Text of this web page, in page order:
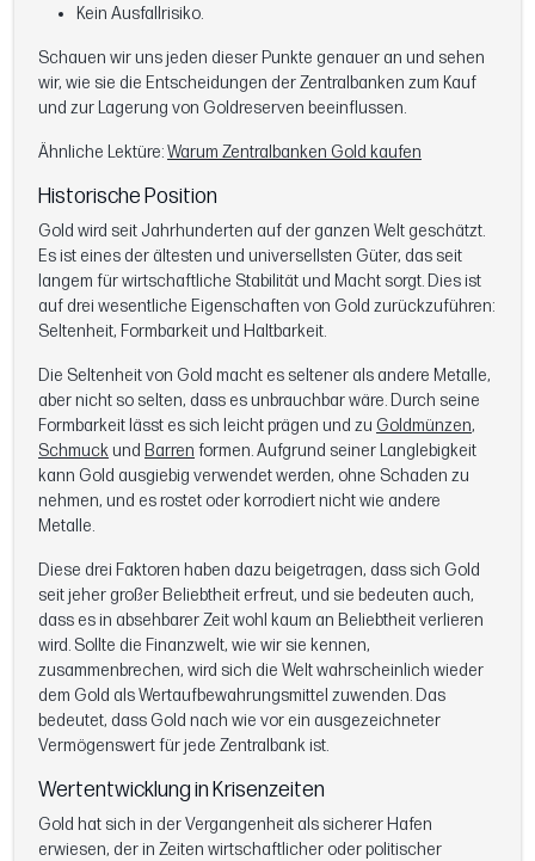
Kein Ausfallrisiko.
Schauen wir uns jeden dieser Punkte genauer an und sehen
wir, wie sie die Entscheidungen der Zentralbanken zum Kauf
und zur Lagerung von Goldreserven beeinflussen.
Ähnliche Lektüre:Warum Zentralbanken Gold kaufen
Historische Position
Gold wird seit Jahrhunderten auf der ganzen Welt geschätzt.
Es ist eines der ältesten und universellsten Güter, das seit
langem für wirtschaftliche Stabilität und Macht sorgt. Dies ist
auf drei wesentliche Eigenschaften von Gold zurückzuführen:
Seltenheit, Formbarkeit und Haltbarkeit.
Die Seltenheit von Gold macht es seltener als andere Metalle,
aber nicht so selten, dass es unbrauchbar wäre. Durch seine
Formbarkeit lässt es sich leicht prägen und zu Goldmünzen,
Schmuckund Barren formen. Aufgrund seiner Langlebigkeit
kann Gold ausgiebig verwendet werden, ohne Schaden zu
nehmen, und es rostet oder korrodiert nicht wie andere
Metalle.
Diese drei Faktoren haben dazu beigetragen, dass sich Gold
seit jeher großer Beliebtheit erfreut, und sie bedeuten auch,
dass es in absehbarer Zeit wohl kaum an Beliebtheit verlieren
wird. Sollte die Finanzwelt, wie wir sie kennen,
zusammenbrechen, wird sich die Welt wahrscheinlich wieder
dem Gold als Wertaufbewahrungsmittel zuwenden. Das
bedeutet, dass Gold nach wie vor ein ausgezeichneter
Vermögenswert für jede Zentralbank ist.
Wertentwicklung in Krisenzeiten
Gold hat sich in der Vergangenheit als sicherer Hafen
erwiesen, der in Zeiten wirtschaftlicher oder politischer